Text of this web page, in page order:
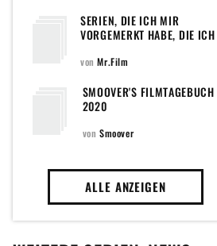
SERIEN, DIE ICH MIR
VORGEMERKT HABE, DIE ICH
UND DIE ICH AUF DIESE
DAMIT ICH SIE NICHT ALLE
VERGESSE
vonMr.Film
SMOOVER'S FILMTAGEBUCH
2020
von Smoover
ALLE ANZEIGEN